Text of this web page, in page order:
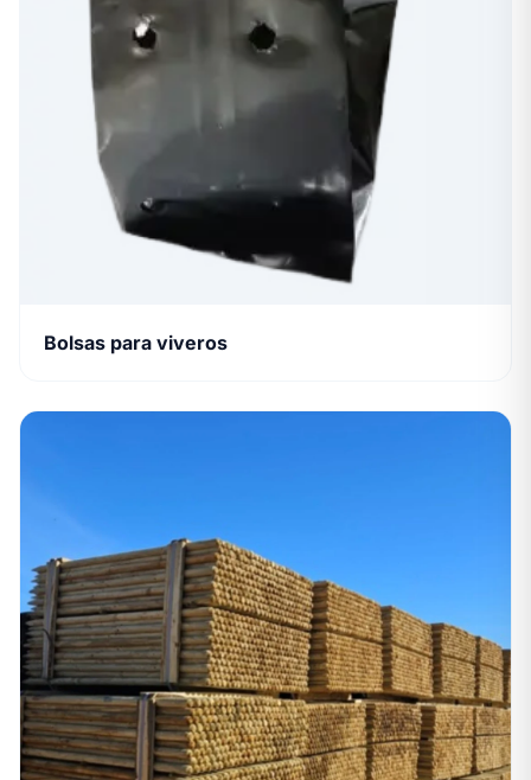
Bolsas para viveros